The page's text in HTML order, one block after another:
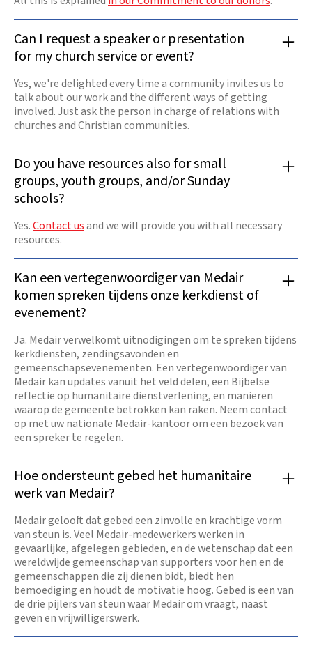
Can I request a speaker or presentation
for my church service or event?
Yes, we're delighted every time a community invites us to
talk about our work and the different ways of getting
involved. Just ask the person in charge of relations with
churches and Christian communities.
Do you have resources also for small
groups, youth groups, and/or Sunday
schools?
Yes.Contact usand we will provide you with all necessary
resources.
Kan een vertegenwoordiger van Medair
komen spreken tijdens onze kerkdienst of
evenement?
Ja. Medair verwelkomt uitnodigingen om te spreken tijdens
kerkdiensten, zendingsavonden en
gemeenschapsevenementen. Een vertegenwoordiger van
Medair kan updates vanuit het veld delen, een Bijbelse
reflectie op humanitaire dienstverlening, en manieren
waarop de gemeente betrokken kan raken. Neem contact
op met uw nationale Medair-kantoor om een bezoek van
een spreker te regelen.
Hoe ondersteunt gebed het humanitaire
werk van Medair?
Medair gelooft dat gebed een zinvolle en krachtige vorm
van steun is. Veel Medair-medewerkers werken in
gevaarlijke, afgelegen gebieden, en de wetenschap dat een
wereldwijde gemeenschap van supporters voor hen en de
gemeenschappen die zij dienen bidt, biedt hen
bemoediging en houdt de motivatie hoog. Gebed is een van
de drie pijlers van steun waar Medair om vraagt, naast
geven en vrijwilligerswerk.